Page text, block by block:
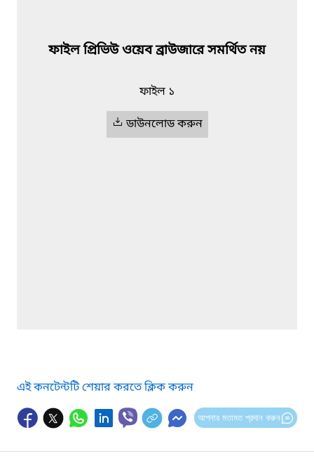
ফাইল প্রিভিউ ওয়েব ব্রাউজারে সমর্থিত নয়
ফাইল ১
ডাউনলোড করুন
এই কনটেন্টটি শেয়ার করতে ক্লিক করুন
আপনার মতামত প্রদান করুন